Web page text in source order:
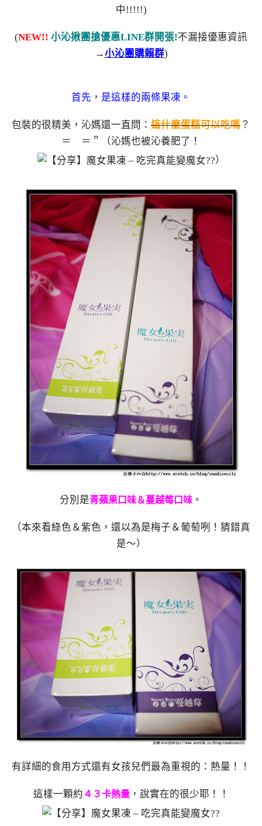
中!!!!!)
(NEW!! 小沁揪團搶優惠LINE群開張!不漏接優惠資訊
→小沁團購賴群)
首先，是這樣的兩條果凍。
包裝的很精美，沁媽還一直問： 這什麼蛋糕可以吃嗎 ？
＝ ＝＂（沁媽也被沁養肥了！
）
分別是青蘋果口味＆蔓越莓口味 。
（本來看綠色＆紫色，還以為是梅子＆葡萄咧！猜錯真
是～）
有詳細的食用方式還有女孩兒們最為重視的：熱量！！
這樣一顆約 ４３卡熱量，說實在的很少耶！！